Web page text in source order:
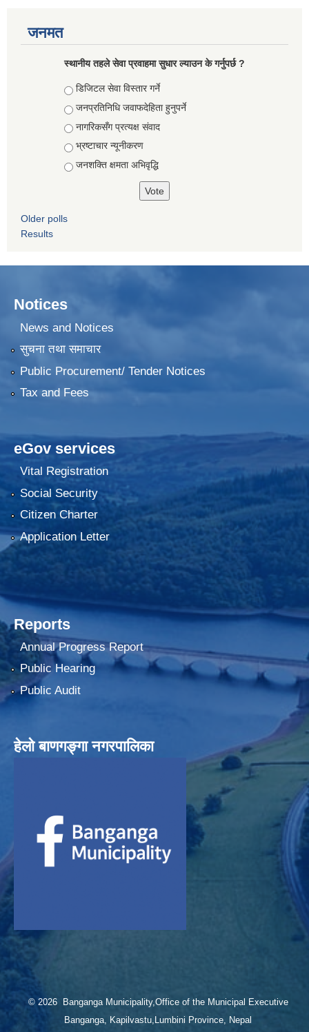
जनमत
स्थानीय तहले सेवा प्रवाहमा सुधार ल्याउन के गर्नुपर्छ ?
Choices
डिजिटल सेवा विस्तार गर्ने
जनप्रतिनिधि जवाफदेहिता हुनुपर्ने
नागरिकसँग प्रत्यक्ष संवाद
भ्रष्टाचार न्यूनीकरण
जनशक्ति क्षमता अभिवृद्धि
Older polls
Results
Notices
News and Notices
सुचना तथा समाचार
Public Procurement/ Tender Notices
Tax and Fees
eGov services
Vital Registration
Social Security
Citizen Charter
Application Letter
Reports
Annual Progress Report
Public Hearing
Public Audit
हेलाे बाणगङ्गा नगरपालिका
© 2026 Banganga Municipality,Office of the Municipal Executive
Banganga, Kapilvastu,Lumbini Province, Nepal